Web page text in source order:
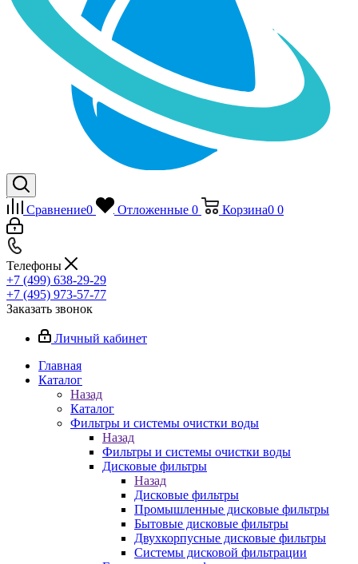
Сравнение0 Отложенные 0 Корзина0 0
Телефоны
+7 (499) 638-29-29
+7 (495) 973-57-77
Заказать звонок
Личный кабинет
Главная
Каталог
Назад
Каталог
Фильтры и системы очистки воды
Назад
Фильтры и системы очистки воды
Дисковые фильтры
Назад
Дисковые фильтры
Промышленные дисковые фильтры
Бытовые дисковые фильтры
Двухкорпусные дисковые фильтры
Системы дисковой фильтрации